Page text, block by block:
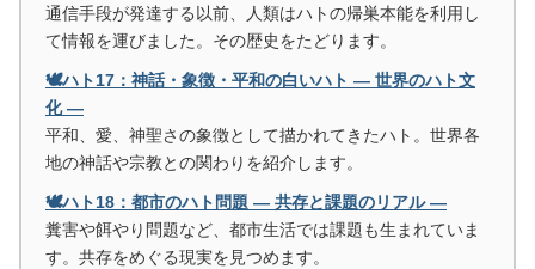
通信手段が発達する以前、人類はハトの帰巣本能を利用し
て情報を運びました。その歴史をたどります。
🕊️ハト17：神話・象徴・平和の白いハト ― 世界のハト文
化 ―
平和、愛、神聖さの象徴として描かれてきたハト。世界各
地の神話や宗教との関わりを紹介します。
🕊️ハト18：都市のハト問題 ― 共存と課題のリアル ―
糞害や餌やり問題など、都市生活では課題も生まれていま
す。共存をめぐる現実を見つめます。